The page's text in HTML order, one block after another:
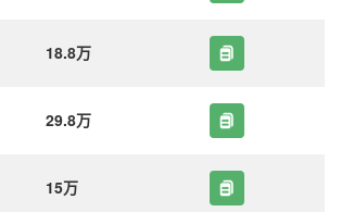
18.8万
29.8万
15万